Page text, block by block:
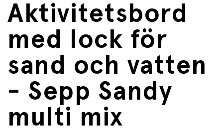
Aktivitetsbord
med lock för
sand och vatten
- Sepp Sandy
multi mix